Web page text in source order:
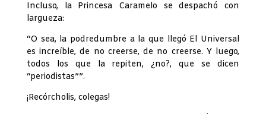
Incluso, la Princesa Caramelo se despachó con
largueza:
“O sea, la podredumbre a la que llegó El Universal
es increíble, de no creerse, de no creerse. Y luego,
todos los que la repiten, ¿no?, que se dicen
“periodistas””.
¡Recórcholis, colegas!